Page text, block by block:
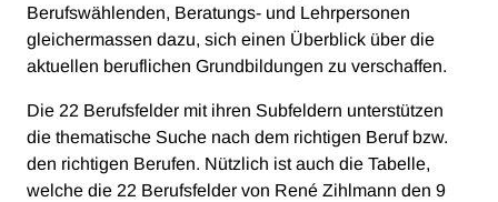
Berufswählenden, Beratungs- und Lehrpersonen
gleichermassen dazu, sich einen Überblick über die
aktuellen beruflichen Grundbildungen zu verschaffen.
Die 22 Berufsfelder mit ihren Subfeldern unterstützen
die thematische Suche nach dem richtigen Beruf bzw.
den richtigen Berufen. Nützlich ist auch die Tabelle,
welche die 22 Berufsfelder von René Zihlmann den 9